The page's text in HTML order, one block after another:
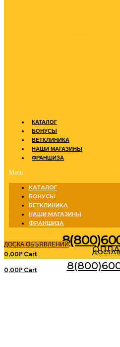
КАТАЛОГ
БОНУСЫ
ВЕТКЛИНИКА
НАШИ МАГАЗИНЫ
ФРАНШИЗА
Menu
КАТАЛОГ
БОНУСЫ
ВЕТКЛИНИКА
НАШИ МАГАЗИНЫ
ФРАНШИЗА
ДОСКА ОБЪЯВЛЕНИЙ
0,00Р Cart
0,00Р Cart